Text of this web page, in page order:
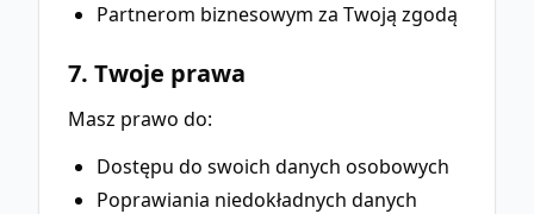
Partnerom biznesowym za Twoją zgodą
7. Twoje prawa
Masz prawo do:
Dostępu do swoich danych osobowych
Poprawiania niedokładnych danych